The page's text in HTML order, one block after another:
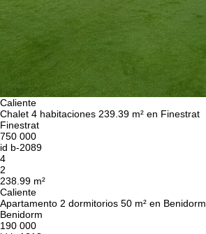
Caliente
Chalet 4 habitaciones 239.39 m² en Finestrat
Finestrat
750 000
id b-2089
4
2
238.99 m²
Caliente
Apartamento 2 dormitorios 50 m² en Benidorm
Benidorm
190 000